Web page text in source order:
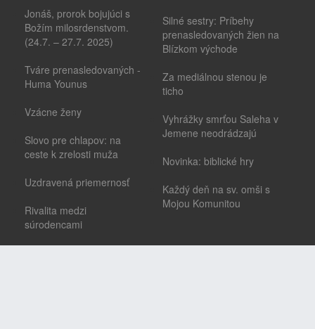
Jonáš, prorok bojujúci s
Božím milosrdenstvom.
(24.7. – 27.7. 2025)
Tváre prenasledovaných -
Huma Younus
Vzácne ženy
Slovo pre chlapov: na
ceste k zrelosti muža
Uzdravená priemernosť
Rivalita medzi
súrodencami
Silné sestry: Príbehy
prenasledovaných žien na
Blízkom východe
Za mediálnou stenou je
ticho
Vyhrážky smrťou Saleha v
Jemene neodrádzajú
Novinka: biblické hry
Každý deň na sv. omši s
Mojou Komunitou